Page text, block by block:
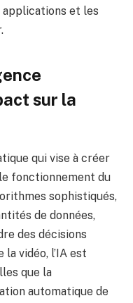
applications et les
sur la
qui vise à créer
fonctionnement du
sophistiqués,
de données,
des décisions
vidéo, l’IA est
que la
automatique de